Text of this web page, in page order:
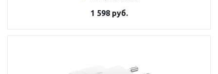
1 598 руб.